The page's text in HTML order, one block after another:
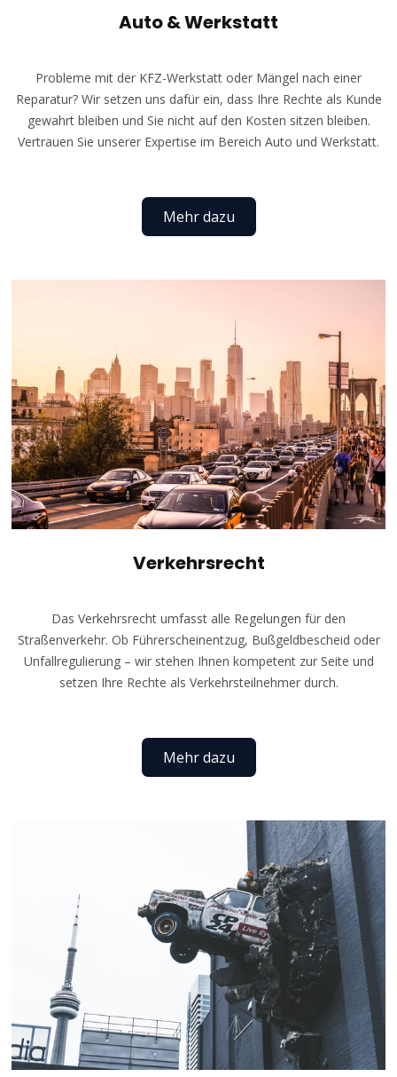
Auto & Werkstatt
Probleme mit der KFZ-Werkstatt oder Mängel nach einer
Reparatur? Wir setzen uns dafür ein, dass Ihre Rechte als Kunde
gewahrt bleiben und Sie nicht auf den Kosten sitzen bleiben.
Vertrauen Sie unserer Expertise im Bereich Auto und Werkstatt.
Mehr dazu
Verkehrsrecht
Das Verkehrsrecht umfasst alle Regelungen für den
Straßenverkehr. Ob Führerscheinentzug, Bußgeldbescheid oder
Unfallregulierung – wir stehen Ihnen kompetent zur Seite und
setzen Ihre Rechte als Verkehrsteilnehmer durch.
Mehr dazu